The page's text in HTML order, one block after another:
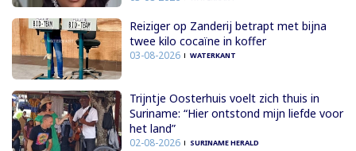
Reiziger op Zanderij betrapt met bijna
twee kilo cocaïne in koffer
03-08-2026 WATERKANT
Trijntje Oosterhuis voelt zich thuis in
Suriname: “Hier ontstond mijn liefde voor
het land”
02-08-2026 SURINAME HERALD